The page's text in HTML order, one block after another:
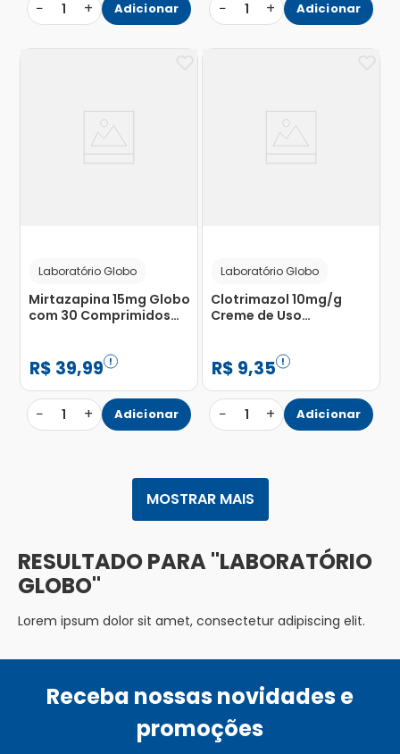
− 1 + Adicionar − 1 + Adicionar
Laboratório Globo
Mirtazapina 15mg Globo
com 30 Comprimidos
R$ 39,99
− 1 + Adicionar
Laboratório Globo
Clotrimazol 10mg/g
Creme de Uso
R$ 9,35
− 1 + Adicionar
MOSTRAR MAIS
LABORATÓRIO
GLOBO
Lorem ipsum dolor sit amet, consectetur adipiscing elit.
Receba nossas novidades e
promoções